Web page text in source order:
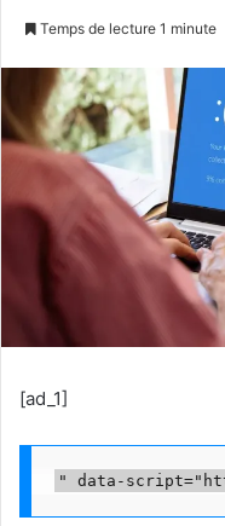
Temps de lecture 1 minute
[ad_1]